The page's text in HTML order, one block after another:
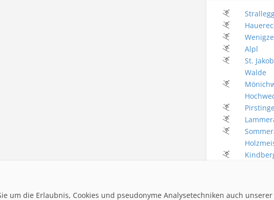
Alpl
St.
Walde
um die Erlaubnis, Cookies und pseudonyme Analysetechniken auch